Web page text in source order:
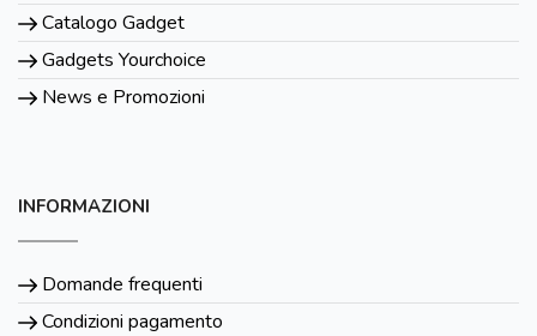
Catalogo Gadget
Gadgets Yourchoice
News e Promozioni
INFORMAZIONI
Domande frequenti
Condizioni pagamento